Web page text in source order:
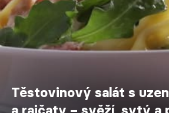
Těstovinový salát s